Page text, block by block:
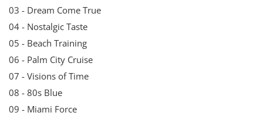
03 - Dream Come True
04 - Nostalgic Taste
05 - Beach Training
06 - Palm City Cruise
07 - Visions of Time
08 - 80s Blue
09 - Miami Force